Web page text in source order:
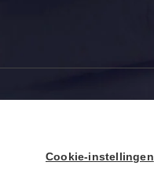
Cookie-instellingen